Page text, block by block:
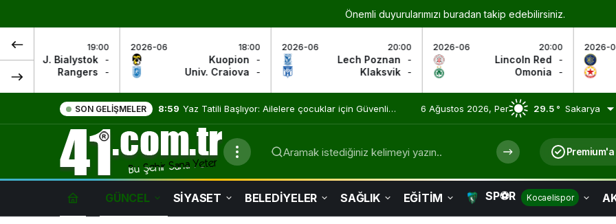
Önemli duyurularımızı buradan takip edebilirsiniz.
-
18:00
Kuopion
Univ. Craiova
20:00
Lech Poznan
Klaksvik
20:00
Lincoln Red
Omonia
19:00
M. Tel Aviv
CSKA Sofya
SON GELIŞMELER 8:59 Yaz Tatili Başlıyor: Ailelere çocuklar için Güvenli
Güneş Rehberi
6 Ağustos 2026, Per 29.5 ° Sakarya
Aramak istediğiniz kelimeyi yazın..
GÜNCEL SİYASET BELEDİYELER SAĞLIK EĞİTİM SP⚽R Kocaelispor